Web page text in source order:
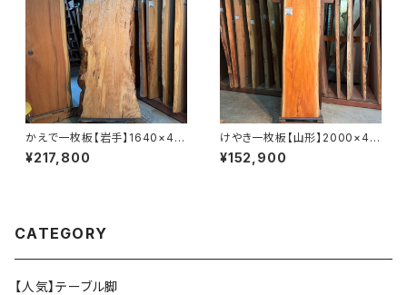
かえで一枚板【岩手】1640×45
0~660×39㎜【オイル塗装 仕
上げ済み】
¥217,800
けやき一枚板【山形】2000×44
0~480×58㎜【オイル塗装 仕
上げ済み】
¥152,900
CATEGORY
【人気】テーブル脚